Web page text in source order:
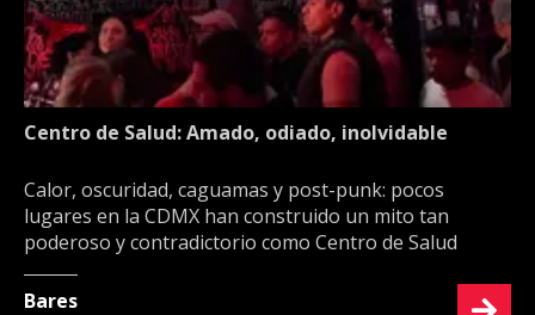
Centro de Salud: Amado, odiado, inolvidable
Calor, oscuridad, caguamas y post-punk: pocos
lugares en la CDMX han construido un mito tan
poderoso y contradictorio como Centro de Salud
Bares